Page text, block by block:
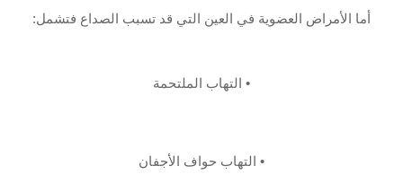
أما الأمراض العضوية في العين التي قد تسبب الصداع فتشمل:‏
• التهاب الملتحمة
• التهاب حواف الأجفان